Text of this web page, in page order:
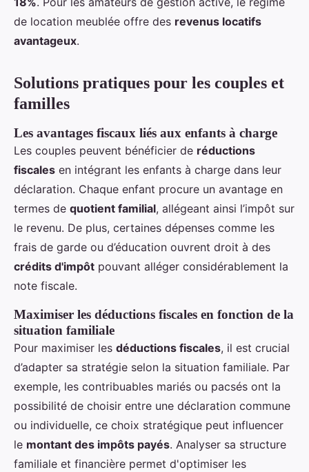
de location meublée offre des revenus locatifs
avantageux.
Solutions pratiques pour les couples et
familles
Les avantages fiscaux liés aux enfants à charge
Les couples peuvent bénéficier de réductions
fiscales en intégrant les enfants à charge dans leur
déclaration. Chaque enfant procure un avantage en
termes de quotient familial, allégeant ainsi l’impôt sur
le revenu. De plus, certaines dépenses comme les
frais de garde ou d’éducation ouvrent droit à des
crédits d'impôt pouvant alléger considérablement la
note fiscale.
Maximiser les déductions fiscales en fonction de la
situation familiale
Pour maximiser les déductions fiscales, il est crucial
d’adapter sa stratégie selon la situation familiale. Par
exemple, les contribuables mariés ou pacsés ont la
possibilité de choisir entre une déclaration commune
ou individuelle, ce choix stratégique peut influencer
le montant des impôts payés. Analyser sa structure
familiale et financière permet d'optimiser les